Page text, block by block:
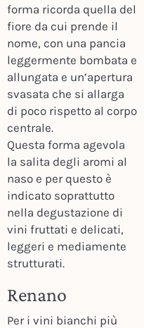
forma ricorda quella del
fiore da cui prende il
nome, con una pancia
leggermente bombata e
allungata e un’apertura
svasata che si allarga
di poco rispetto al corpo
centrale.
Questa forma agevola
la salita degli aromi al
naso e per questo è
indicato soprattutto
nella degustazione di
vini fruttati e delicati,
leggeri e mediamente
strutturati.
Renano
Per i vini bianchi più